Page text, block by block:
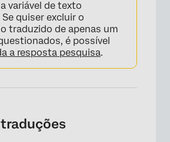
variável de texto
quiser excluir o
traduzido de apenas um
é possível
a resposta pesquisa.